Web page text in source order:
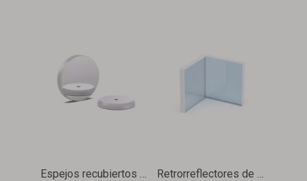
Espejos recubiertos de plata Retrorreflectores de ángulo recto HR